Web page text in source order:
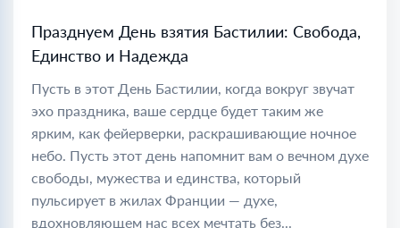
Празднуем День взятия Бастилии: Свобода,
Единство и Надежда
Пусть в этот День Бастилии, когда вокруг звучат
эхо праздника, ваше сердце будет таким же
ярким, как фейерверки, раскрашивающие ночное
небо. Пусть этот день напомнит вам о вечном духе
свободы, мужества и единства, который
пульсирует в жилах Франции — духе,
вдохновляющем нас всех мечтать без...